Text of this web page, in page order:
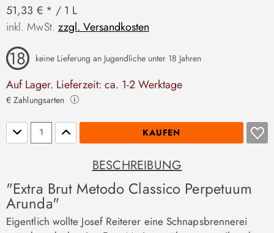
51,33 € * / 1 L
inkl. MwSt. zzgl. Versandkosten
keine Lieferung an Jugendliche unter 18 Jahren
Auf Lager. Lieferzeit: ca. 1-2 Werktage
€ Zahlungsarten
Stückzahl KAUFEN
BESCHREIBUNG
"Extra Brut Metodo Classico Perpetuum
Arunda"
Eigentlich wollte Josef Reiterer eine Schnapsbrennerei